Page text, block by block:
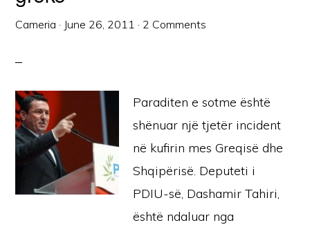
Cameria · June 26, 2011 · 2 Comments
Paraditen e sotme është
shënuar një tjetër incident
në kufirin mes Greqisë dhe
Shqipërisë. Deputeti i
PDIU-së, Dashamir Tahiri,
është ndaluar nga